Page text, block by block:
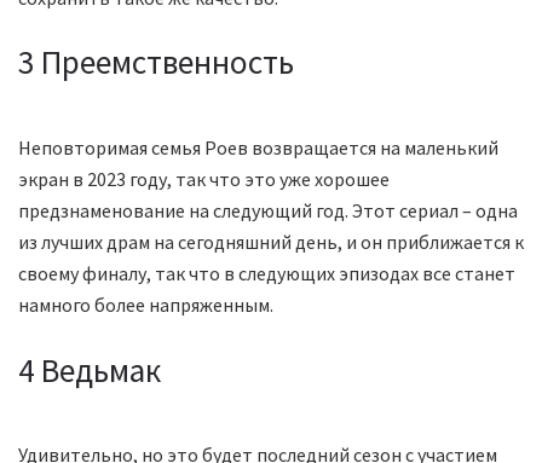
3 Преемственность
Неповторимая семья Роев возвращается на маленький
экран в 2023 году, так что это уже хорошее
предзнаменование на следующий год. Этот сериал – одна
из лучших драм на сегодняшний день, и он приближается к
своему финалу, так что в следующих эпизодах все станет
намного более напряженным.
4 Ведьмак
Удивительно, но это будет последний сезон с участием